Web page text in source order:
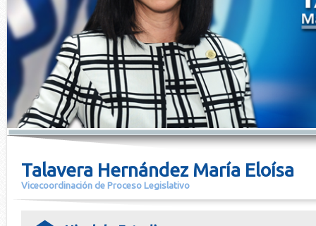
Talavera Hernández María Eloísa
Vicecoordinación de Proceso Legislativo